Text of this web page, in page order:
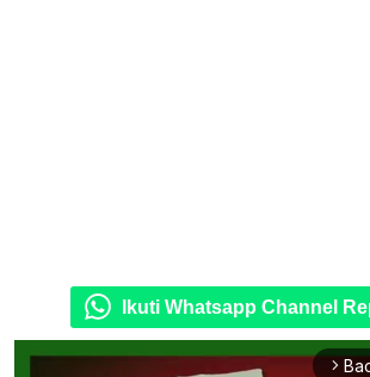
Ikuti Whatsapp Channel
arrow_forward_ios